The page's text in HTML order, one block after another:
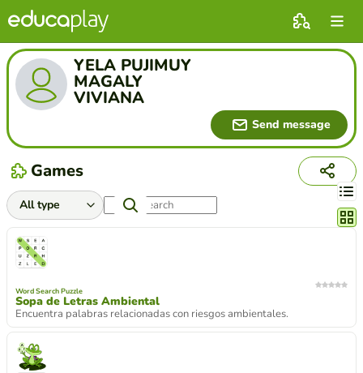
YELA PUJIMUY
MAGALY
VIVIANA
Send message
Games
Word Search Puzzle
Sopa de Letras Ambiental
Encuentra palabras relacionadas con riesgos ambientales.